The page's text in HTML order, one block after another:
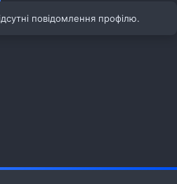
повідомлення профілю.